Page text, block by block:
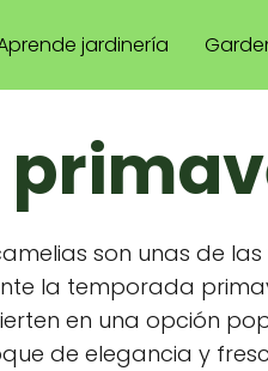
jardinería
son unas de
la temporada
en una opción
de elegancia y